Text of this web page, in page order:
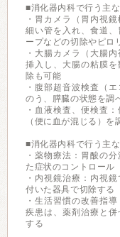
■消化器内科で行う主
・胃カメラ（胃内視
細い管を入れ、食道
ープなどの切除やピロ
・大腸カメラ（大腸
挿入し、大腸の粘膜
除も可能
・腹部超音波検査（
のう、膵臓の状態を調
・血液検査、便検査
（便に血が混じる）を
■消化器内科で行う主
・薬物療法：胃酸の
た症状のコントロール
・内視鏡治療：内視
付いた器具で切除する
・生活習慣の改善指
疾患は、薬剤治療と
する